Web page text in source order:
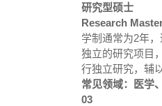
研究型硕士
Research
学制通常为2年
独立的研究项目
行独立研究，辅
常见领域：医学
03